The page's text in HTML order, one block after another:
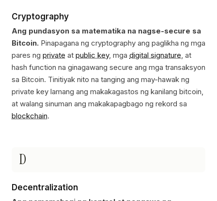
Cryptography
Ang pundasyon sa matematika na nagse-secure sa
Bitcoin. Pinapagana ng cryptography ang paglikha ng mga
pares ng private at public key, mga digital signature, at
hash function na ginagawang secure ang mga transaksyon
sa Bitcoin. Tinitiyak nito na tanging ang may-hawak ng
private key lamang ang makakagastos ng kanilang bitcoin,
at walang sinuman ang makakapagbago ng rekord sa
blockchain.
D
Decentralization